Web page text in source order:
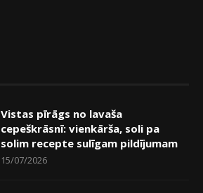
Vistas pīrāgs no lavaša
cepeškrāsnī: vienkārša, soli pa
solim recepte sulīgam pildījumam
15/07/2026